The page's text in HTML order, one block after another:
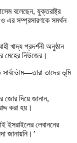
বলেছেন, যুক্তরাষ্ট্র
এর সম্প্রসারণকে সমর্থন
খাদ্য প্রদর্শনী অনুষ্ঠান
মেহের নিউজের।
তাদের ভূমি
জোর দিয়ে জানান,
করা হয়।
ইসরাইলের লেবাননের
জানায়নি।’